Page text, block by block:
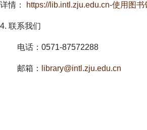
详情：
https://lib.intl.zju.edu.cn-使用图书
4. 联系我们
电话：0571-87572288
邮箱： library@intl.zju.edu.cn